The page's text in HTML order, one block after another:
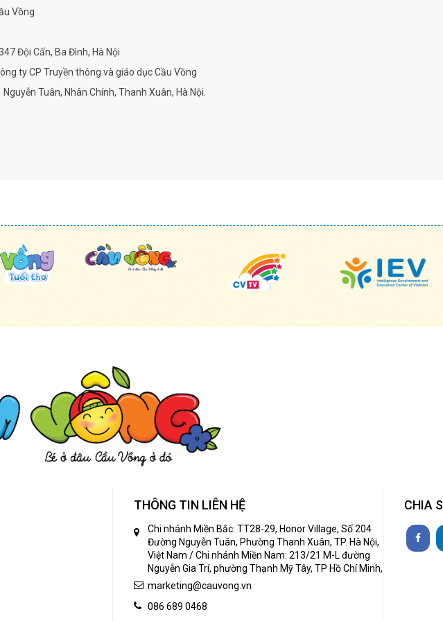
Vồng
Đội Cấn, Ba Đình, Hà Nội
ty CP Truyền thông và giáo dục Cầu Vồng
Tuân, Nhân Chính, Thanh Xuân, Hà Nội.
THÔNG TIN LIÊN HỆ
Chi nhánh Miền Bắc: TT28-29, Honor Village, Số 204
Đường Nguyễn Tuân, Phường Thanh Xuân, TP. Hà Nội,
Việt Nam / Chi nhánh Miền Nam: 213/21 M-L đường
Nguyễn Gia Trí, phường Thạnh Mỹ Tây, TP Hồ Chí Minh,
marketing@cauvong.vn
086 689 0468
CHIA